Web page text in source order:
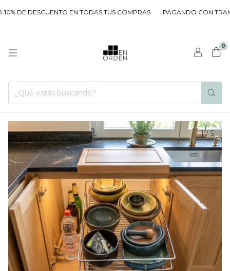
DE DESCUENTO EN TODAS TUS COMPRAS PAGANDO CON
0
1/ 5